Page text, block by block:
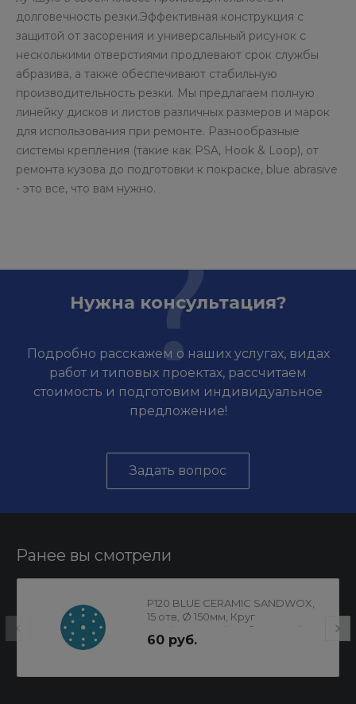
долговечность резки.Эффективная конструкция с
защитой от засорения и универсальный рисунок с
несколькими отверстиями продлевают срок службы
абразива, а также обеспечивают стабильную
производительность резки. Мы предлагаем полную
линейку дисков и листов различных размеров и марок
для использования при ремонте. Разнообразные
системы крепления (такие как PSA, Hook & Loop), от
ремонта кузова до подготовки к покраске, blue abrasive
- это все, что вам нужно.
Нужна консультация?
Подробно расскажем о наших услугах, видах
работ и типовых проектах, рассчитаем
стоимость и подготовим индивидуальное
предложение!
Задать вопрос
Ранее вы смотрели
P120 BLUE CERAMIC SANDWOX,
15 отв, Ø 150мм, Круг
шлифовальный на бумажной
основе
60 руб.